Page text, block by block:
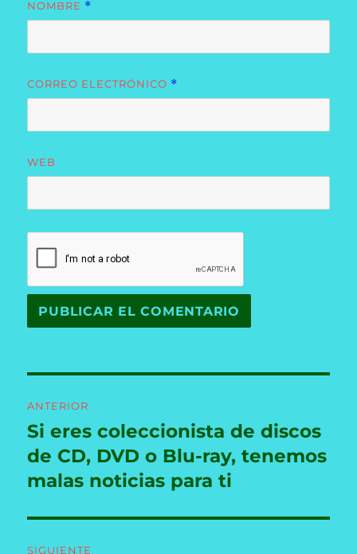
NOMBRE *
CORREO ELECTRÓNICO *
WEB
de
entradas
ANTERIOR
Entrada
anterior:
Si eres coleccionista de discos
de CD, DVD o Blu-ray, tenemos
malas noticias para ti
SIGUIENTE